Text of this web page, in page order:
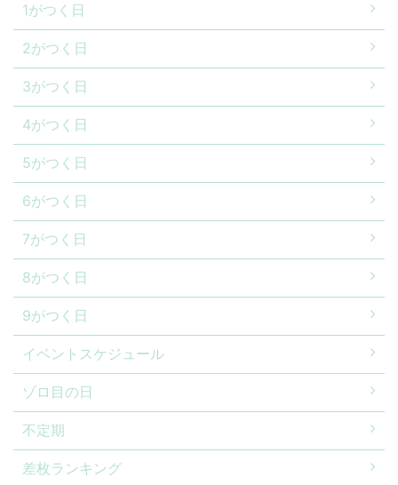
1がつく日
2がつく日
3がつく日
4がつく日
5がつく日
6がつく日
7がつく日
8がつく日
9がつく日
イベントスケジュール
ゾロ目の日
不定期
差枚ランキング